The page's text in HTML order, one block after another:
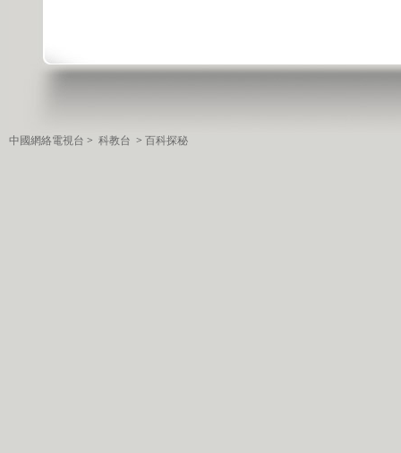
中國網絡電視台 > 科教台 > 百科探秘